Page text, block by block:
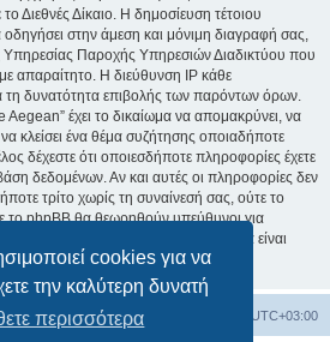
cookies για να
την καλύτερη δυνατή
περισσότερα
Διεθνές Δίκαιο. Η δημοσίευση τέτοιου
οδηγήσει στην άμεση και μόνιμη διαγραφή σας,
Παροχής Υπηρεσιών Διαδικτύου που
απαραίτητο. Η διεύθυνση IP κάθε
τη δυνατότητα επιβολής των παρόντων όρων.
Aegean” έχει το δικαίωμα να απομακρύνει, να
να κλείσει ένα θέμα συζήτησης οποιαδήποτε
δέχεστε ότι οποιεσδήποτε πληροφορίες έχετε
δεδομένων. Αν και αυτές οι πληροφορίες δεν
τρίτο χωρίς τη συναίνεσή σας, ούτε το
το phpBB θα θεωρηθούν υπεύθυνοι για
εισβολής ή παραβίασης η οποία είναι
αυτών των δεδομένων.
Όλοι οι χρόνοι είναι UTC+03:00
Διαγραφή cookies